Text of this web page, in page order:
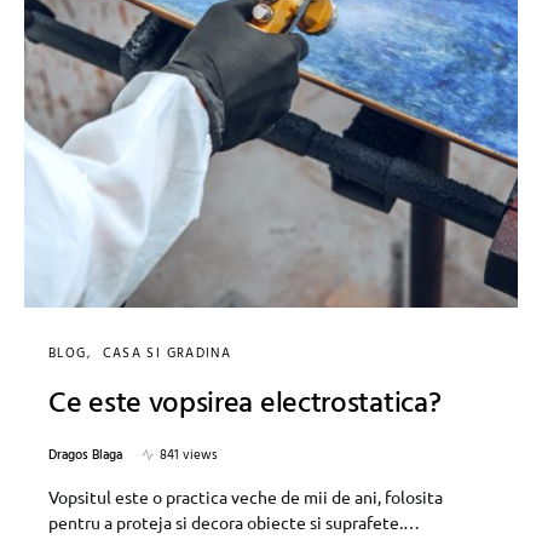
BLOG CASA SI GRADINA
Ce este vopsirea electrostatica?
Dragos Blaga
841 views
Vopsitul este o practica veche de mii de ani, folosita
pentru a proteja si decora obiecte si suprafete.…